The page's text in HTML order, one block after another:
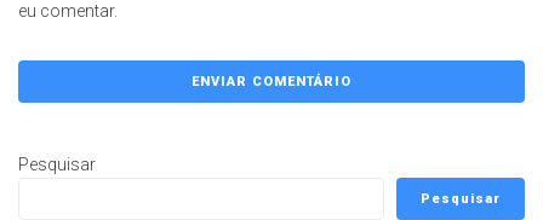
eu comentar.
Pesquisar
Pesquisar